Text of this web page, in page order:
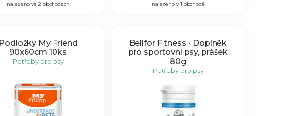
nalezeno ve 2 obchodech nalezeno v 1 obchodě
Podložky My Friend
90x60cm 10ks
Potřeby pro psy
Bellfor Fitness - Doplněk
pro sportovní psy, prášek
80g
Potřeby pro psy